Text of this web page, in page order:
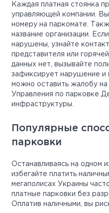
Каждая платная стоянка
управляющей компании.
номеру на паркомате.
название организации.
нарушены, узнайте
представителя или
данных нет, вызывайте
зафиксирует нарушение и
можно оставить жалобу
Управления по парковке
инфраструктуры.
Популярные
парковки
Останавливаясь на одном
избегайте платить
мегаполисах Украины
платные парковки без
Оплатив наличными, вы